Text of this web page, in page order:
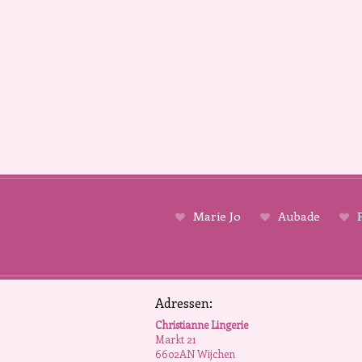
Marie Jo Aubade
Adressen:
Christianne Lingerie
Markt 21
6602AN Wijchen